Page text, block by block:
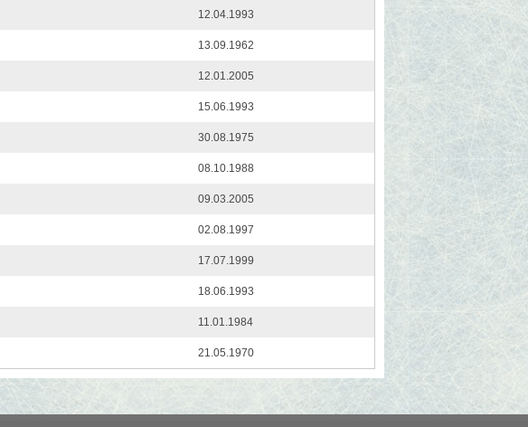
12.04.1993
13.09.1962
12.01.2005
15.06.1993
30.08.1975
08.10.1988
09.03.2005
02.08.1997
17.07.1999
18.06.1993
11.01.1984
21.05.1970